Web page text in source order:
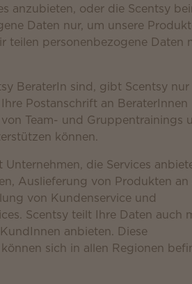
anzubieten, oder die Scentsy
Daten nur, um unsere
teilen personenbezogene Daten
BeraterIn sind, gibt Scentsy nur
Postanschrift an BeraterInnen
Team- und Gruppentrainings
können.
die Services
Auslieferung von Produkten an
von Kundenservice und
Scentsy teilt Ihre Daten auch
anbieten. Diese
sich in allen Regionen